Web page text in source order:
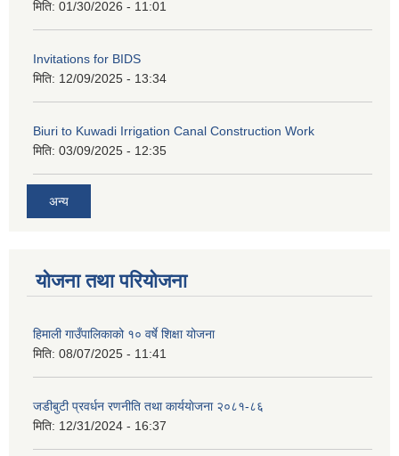
मिति: 01/30/2026 - 11:01
Invitations for BIDS
मिति: 12/09/2025 - 13:34
Biuri to Kuwadi Irrigation Canal Construction Work
मिति: 03/09/2025 - 12:35
अन्य
योजना तथा परियोजना
हिमाली गाउँपालिकाको १० वर्षे शिक्षा योजना
मिति: 08/07/2025 - 11:41
जडीबुटी प्रवर्धन रणनीति तथा कार्ययाेजना २०८१-८६
मिति: 12/31/2024 - 16:37